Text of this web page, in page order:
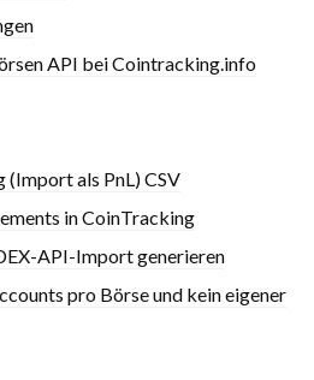
API bei Cointracking.info
(Import als PnL) CSV
in CoinTracking
API-Import generieren
pro Börse und kein eigener